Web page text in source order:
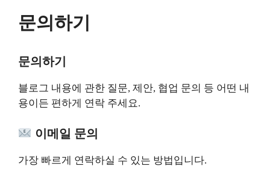
문의하기
문의하기
블로그 내용에 관한 질문, 제안, 협업 문의 등 어떤 내
용이든 편하게 연락 주세요.
이메일 문의
가장 빠르게 연락하실 수 있는 방법입니다.